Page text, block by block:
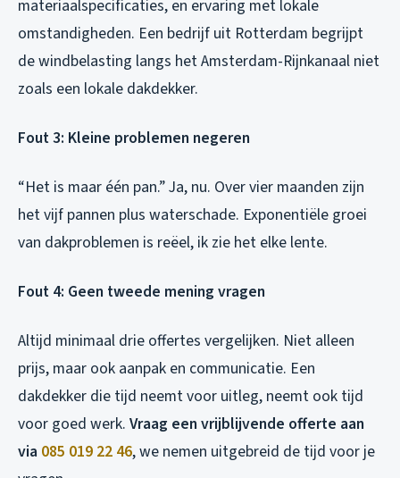
materiaalspecificaties, en ervaring met lokale
omstandigheden. Een bedrijf uit Rotterdam begrijpt
de windbelasting langs het Amsterdam-Rijnkanaal niet
zoals een lokale dakdekker.
Fout 3: Kleine problemen negeren
“Het is maar één pan.” Ja, nu. Over vier maanden zijn
het vijf pannen plus waterschade. Exponentiële groei
van dakproblemen is reëel, ik zie het elke lente.
Fout 4: Geen tweede mening vragen
Altijd minimaal drie offertes vergelijken. Niet alleen
prijs, maar ook aanpak en communicatie. Een
dakdekker die tijd neemt voor uitleg, neemt ook tijd
voor goed werk. Vraag een vrijblijvende offerte aan
via 085 019 22 46, we nemen uitgebreid de tijd voor je